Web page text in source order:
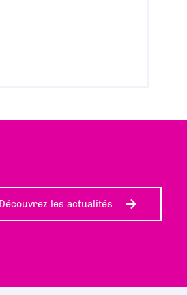
Découvrez les actualités